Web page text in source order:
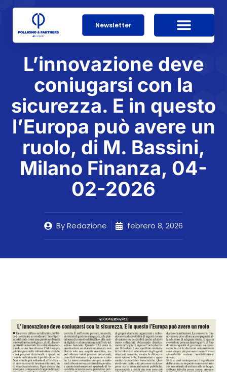
Newsletter
L’innovazione deve
coniugarsi con la
sicurezza. E in questo
l’Europa può avere un
ruolo, di M. Bassini,
Milano Finanza, 04-
02-2026
ByRedazione febrero 8, 2026